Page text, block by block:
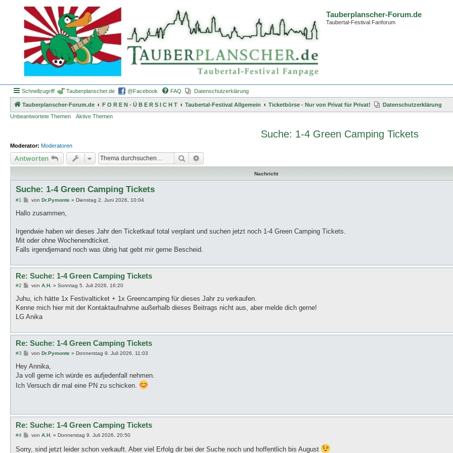
Tauberplanscher-Forum.de
Taubertal-Festival Fanforum
Schnellzugriff Tauberplanscher.de @Facebook FAQ Datenschutzerklärung
Tauberplanscher-Forum.de F O R E N - Ü B E R S I C H T Taubertal-Festival Allgemein Ticketbörse - Nur von Privat für Privat!
Datenschutzerklärung
Unbeantwortete Themen
Aktive Themen
Suche: 1-4 Green Camping Tickets
Moderator: Moderatoren
Antworten Suche
Nachricht
Suche: 1-4 Green Camping Tickets
#1
B
i
a
von Dr.Pymonte» Dienstag 2. Juni 2026, 10:04
Hallo zusammen,
Irgendwie haben wir dieses Jahr den Ticketkauf total verplant und suchen jetzt noch 1-4 Green Camping Tickets.
Mit oder ohne Wochenendticket.
Falls irgendjemand noch was übrig hat gebt mir gerne Bescheid.
Re: Suche: 1-4 Green Camping Tickets
#2
B
i
t
r
a
von A.H. » Sonntag 5. Juli 2026, 16:20
Juhu, ich hätte 1x Festivalticket + 1x Greencamping für dieses Jahr zu verkaufen.
Kenne mich hier mit der Kontaktaufnahme außerhalb dieses Beitrags nicht aus, aber melde dich gerne!
LG Anika
Re: Suche: 1-4 Green Camping Tickets
#3
B
i
r
a
g
von Dr.Pymonte» Donnerstag 9. Juli 2026, 11:03
Hey Annika,
Ja voll gerne ich würde es aufjedenfall nehmen.
Ich Versuch dir mal eine PN zu schicken.
Re: Suche: 1-4 Green Camping Tickets
#4
Bvon A.H. » Donnerstag 9. Juli 2026, 20:50
Sorry, sind jetzt leider schon verkauft. Aber viel Erfolg dir bei der Suche noch und hoffentlich bis August